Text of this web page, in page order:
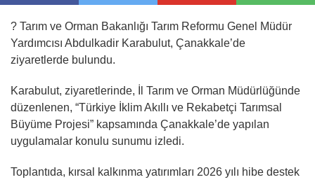
? Tarım ve Orman Bakanlığı Tarım Reformu Genel Müdür
Yardımcısı Abdulkadir Karabulut, Çanakkale’de
ziyaretlerde bulundu.
Karabulut, ziyaretlerinde, İl Tarım ve Orman Müdürlüğünde
düzenlenen, “Türkiye İklim Akıllı ve Rekabetçi Tarımsal
Büyüme Projesi” kapsamında Çanakkale’de yapılan
uygulamalar konulu sunumu izledi.
Toplantıda, kırsal kalkınma yatırımları 2026 yılı hibe destek